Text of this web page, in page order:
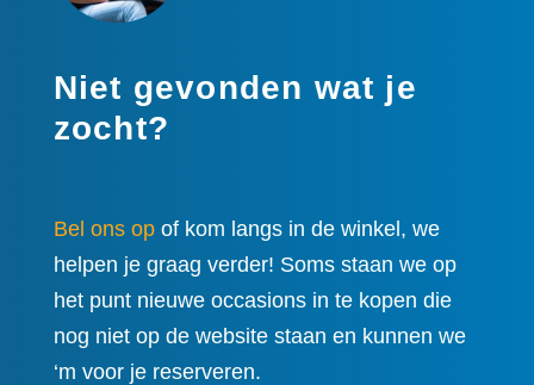
Niet gevonden wat je
zocht?
Bel ons opof kom langs in de winkel, we
helpen je graag verder! Soms staan we op
het punt nieuwe occasions in te kopen die
nog niet op de website staan en kunnen we
‘m voor je reserveren.